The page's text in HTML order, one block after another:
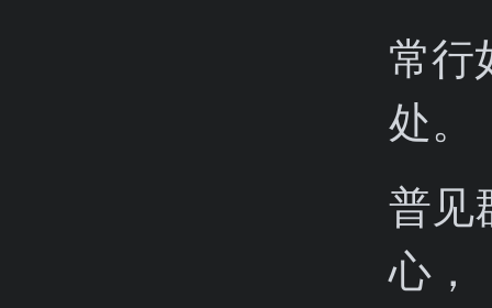
常行
处。
普见
心，